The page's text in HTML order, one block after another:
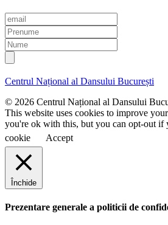
E
m
a
i
l
P
r
e
n
m
N
u
m
e
Centrul Național al Dansului București
© 2026 Centrul Național al Dansului
This website uses cookies to improve
you're ok with this, but you can opt-out if
cookie
Accept
Închide
Prezentare generale a politicii de